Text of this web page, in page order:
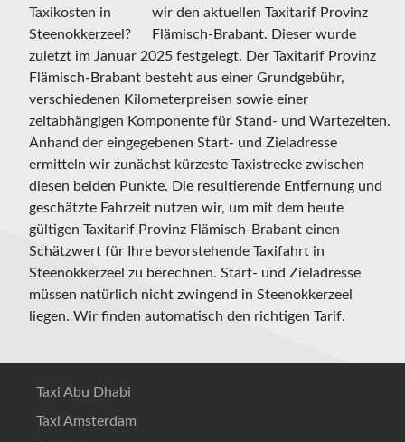
wir den aktuellen Taxitarif Provinz
Flämisch-Brabant. Dieser wurde
zuletzt im Januar 2025 festgelegt. Der Taxitarif Provinz
Flämisch-Brabant besteht aus einer Grundgebühr,
verschiedenen Kilometerpreisen sowie einer
zeitabhängigen Komponente für Stand- und Wartezeiten.
Anhand der eingegebenen Start- und Zieladresse
ermitteln wir zunächst kürzeste Taxistrecke zwischen
diesen beiden Punkte. Die resultierende Entfernung und
geschätzte Fahrzeit nutzen wir, um mit dem heute
gültigen Taxitarif Provinz Flämisch-Brabant einen
Schätzwert für Ihre bevorstehende Taxifahrt in
Steenokkerzeel zu berechnen. Start- und Zieladresse
müssen natürlich nicht zwingend in Steenokkerzeel
liegen. Wir finden automatisch den richtigen Tarif.
Taxi Abu Dhabi
Taxi Amsterdam